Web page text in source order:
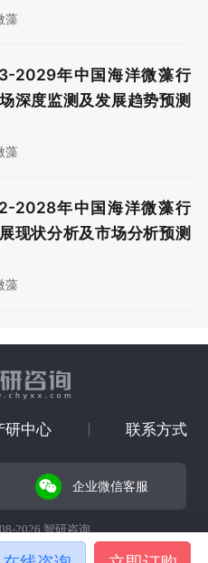
藻
2029年中国海洋微藻行
深度监测及发展趋势预测
藻
2028年中国海洋微藻行
现状分析及市场分析预测
藻
研中心 联系方式
企业微信客服
2026 智研咨询